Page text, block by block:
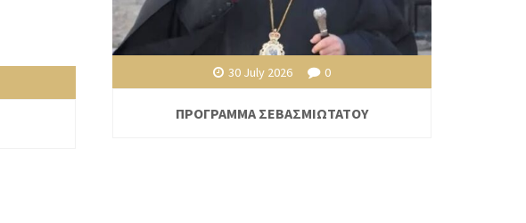
30 July 2026 0
ΠΡΟΓΡΑΜΜΑ ΣΕΒΑΣΜΙΩΤΑΤΟΥ